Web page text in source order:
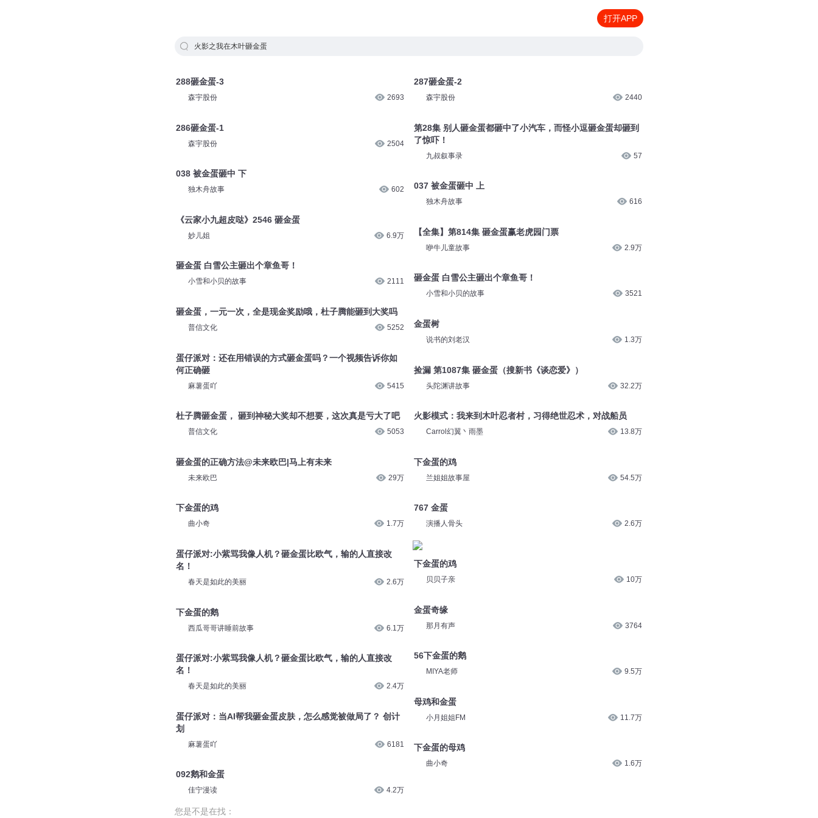
打开APP
火影之我在木叶砸金蛋
288砸金蛋-3
森宇股份 2693
286砸金蛋-1
森宇股份 2504
038 被金蛋砸中 下
独木舟故事 602
《云家小九超皮哒》2546 砸金蛋
妙儿姐 6.9万
砸金蛋 白雪公主砸出个章鱼哥！
小雪和小贝的故事 2111
砸金蛋，一元一次，全是现金奖励哦，杜子腾能砸到大奖吗
普信文化 5252
蛋仔派对：还在用错误的方式砸金蛋吗？一个视频告诉你如
何正确砸
麻薯蛋吖 5415
杜子腾砸金蛋， 砸到神秘大奖却不想要，这次真是亏大了吧
普信文化 5053
砸金蛋的正确方法@未来欧巴|马上有未来
未来欧巴 29万
下金蛋的鸡
曲小奇 1.7万
蛋仔派对:小紫骂我像人机？砸金蛋比欧气，输的人直接改
名！
春天是如此的美丽 2.6万
下金蛋的鹅
西瓜哥哥讲睡前故事 6.1万
蛋仔派对:小紫骂我像人机？砸金蛋比欧气，输的人直接改
名！
春天是如此的美丽 2.4万
蛋仔派对：当AI帮我砸金蛋皮肤，怎么感觉被做局了？ 创计
划
麻薯蛋吖 6181
092鹅和金蛋
佳宁漫读 4.2万
287砸金蛋-2
森宇股份 2440
第28集 别人砸金蛋都砸中了小汽车，而怪小逗砸金蛋却砸到
了惊吓！
九叔叙事录 57
037 被金蛋砸中 上
独木舟故事 616
【全集】第814集 砸金蛋赢老虎园门票
咿牛儿童故事 2.9万
砸金蛋 白雪公主砸出个章鱼哥！
小雪和小贝的故事 3521
金蛋树
说书的刘老汉 1.3万
捡漏 第1087集 砸金蛋（搜新书《谈恋爱》）
头陀渊讲故事 32.2万
火影模式：我来到木叶忍者村，习得绝世忍术，对战船员
Carrol幻翼丶雨墨 13.8万
下金蛋的鸡
兰姐姐故事屋 54.5万
767 金蛋
演播人骨头 2.6万
下金蛋的鸡
贝贝子亲 10万
金蛋奇缘
那月有声 3764
56下金蛋的鹅
MIYA老师 9.5万
母鸡和金蛋
小月姐姐FM 11.7万
下金蛋的母鸡
曲小奇 1.6万
您是不是在找：